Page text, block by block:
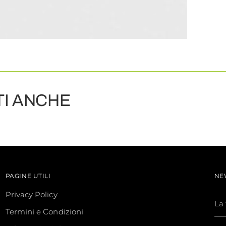
ANCHE
PAGINE UTILI
Privacy Policy
Termini e Condizioni